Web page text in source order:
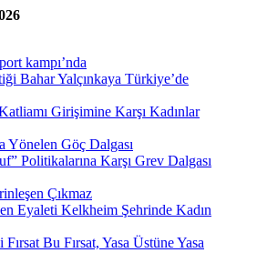
kampı’nda
Bahar Yalçınkaya Türkiye’de
Girişimine Karşı Kadınlar
Yönelen Göç Dalgası
Politikalarına Karşı Grev Dalgası
Çıkmaz
Eyaleti Kelkheim Şehrinde Kadın
Bu Fırsat, Yasa Üstüne Yasa